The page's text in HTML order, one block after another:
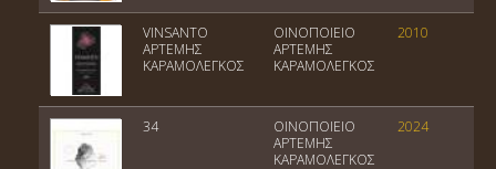
VINSANTO
ΑΡΤΕΜΗΣ
ΚΑΡΑΜΟΛΕΓΚΟΣ
ΟΙΝΟΠΟΙΕΙΟ
ΑΡΤΕΜΗΣ
ΚΑΡΑΜΟΛΕΓΚΟΣ
2010
34
ΟΙΝΟΠΟΙΕΙΟ
ΑΡΤΕΜΗΣ
ΚΑΡΑΜΟΛΕΓΚΟΣ
2024